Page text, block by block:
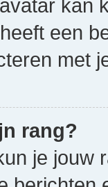
kan
een
met
rang?
je jouw